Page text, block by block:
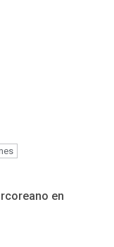
en